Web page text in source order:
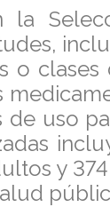
la
o clases
de uso
y